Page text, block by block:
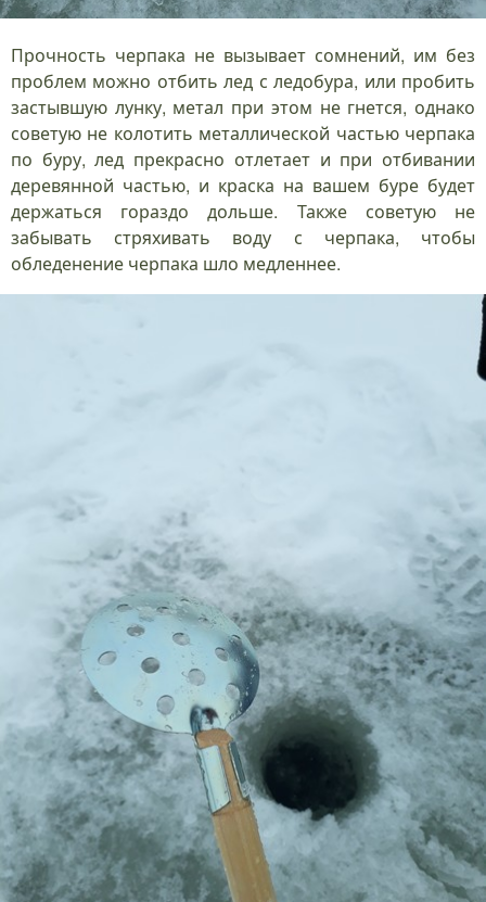
Прочность черпака не вызывает сомнений, им без
проблем можно отбить лед с ледобура, или пробить
застывшую лунку, метал при этом не гнется, однако
советую не колотить металлической частью черпака
по буру, лед прекрасно отлетает и при отбивании
деревянной частью, и краска на вашем буре будет
держаться гораздо дольше. Также советую не
забывать стряхивать воду с черпака, чтобы
обледенение черпака шло медленнее.